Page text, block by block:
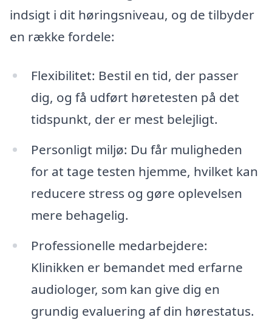
indsigt i dit høringsniveau, og de tilbyder
en række fordele:
Flexibilitet: Bestil en tid, der passer
dig, og få udført høretesten på det
tidspunkt, der er mest belejligt.
Personligt miljø: Du får muligheden
for at tage testen hjemme, hvilket kan
reducere stress og gøre oplevelsen
mere behagelig.
Professionelle medarbejdere:
Klinikken er bemandet med erfarne
audiologer, som kan give dig en
grundig evaluering af din hørestatus.